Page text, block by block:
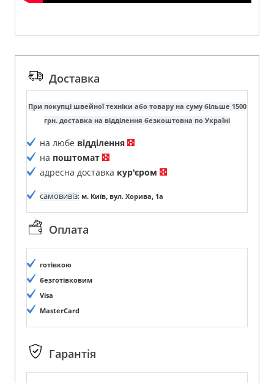
Доставка
При покупці швейної техніки або товару на суму більше 1500
грн. доставка на відділення безкоштовна по Україні
на любе відділення
на поштомат
адресна доставка кур'єром
самовивіз: м. Київ, вул. Хорива, 1а
Оплата
готівкою
безготівковим
Visa
MasterCard
Гарантія